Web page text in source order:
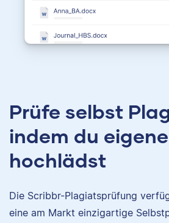
Prüfe selbst
indem du
hochlädst
Die Scribbr-Plagiatsprüfung
eine am Markt einzigartige